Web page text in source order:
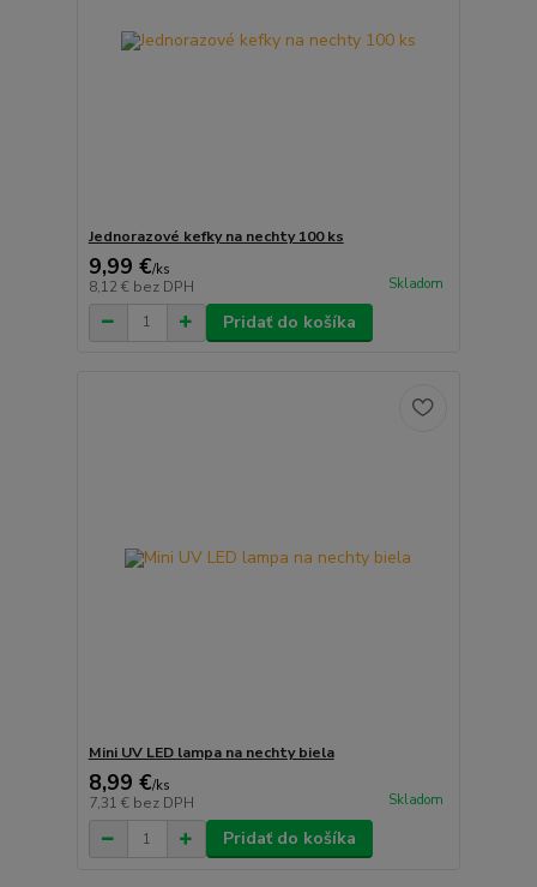
Jednorazové kefky na nechty 100 ks
9,99 €/ks
8,12 € bez DPH Skladom
Pridať do košíka
Mini UV LED lampa na nechty biela
8,99 €/ks
7,31 € bez DPH Skladom
Pridať do košíka